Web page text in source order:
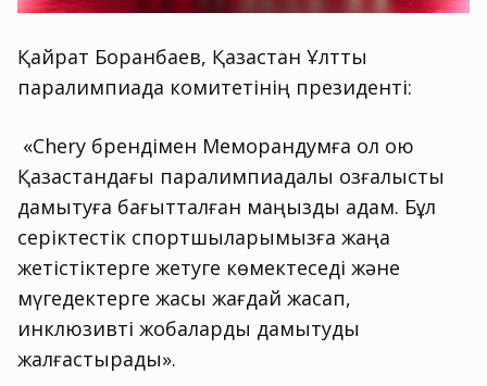
Қайрат Боранбаев, Қазақстан Ұлттық
паралимпиада комитетінің президенті:
«Chery брендімен Меморандумға қол қою
Қазақстандағы паралимпиадалық қозғалысты
дамытуға бағытталған маңызды қадам. Бұл
серіктестік спортшыларымызға жаңа
жетістіктерге жетуге көмектеседі және
мүгедектерге жақсы жағдай жасап,
инклюзивті жобаларды дамытуды
жалғастырады».